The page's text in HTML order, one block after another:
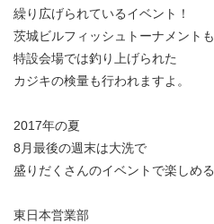
繰り広げられているイベント！
茨城ビルフィッシュトーナメント
特設会場では釣り上げられた
カジキの検量も行われますよ。
2017年の夏
8月最後の週末は大洗で
盛りだくさんのイベントで楽しめ
東日本営業部